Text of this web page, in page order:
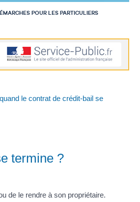
POUR LES PARTICULIERS
le contrat de crédit-bail se
termine ?
de le rendre à son propriétaire.